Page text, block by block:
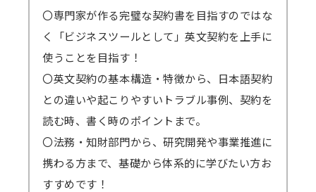
講師派遣
(社内研修)
コラム・取材
FAQ/問い合わせ先
お申し込み・振込要領
商品企画リクエスト
メルマガ登録
〇専門家が作る完璧な契約書を目指すのではな
く「ビジネスツールとして」英文契約を上手に
使うことを目指す！
〇英文契約の基本構造・特徴から、日本語契約
との違いや起こりやすいトラブル事例、契約を
読む時、書く時のポイントまで。
〇法務・知財部門から、研究開発や事業推進に
携わる方まで、基礎から体系的に学びたい方お
すすめです！